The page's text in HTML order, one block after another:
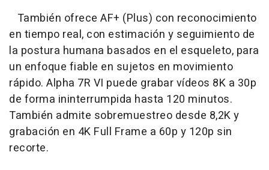
También ofrece AF+ (Plus) con reconocimiento
en tiempo real, con estimación y seguimiento de
la postura humana basados en el esqueleto, para
un enfoque fiable en sujetos en movimiento
rápido. Alpha 7R VI puede grabar vídeos 8K a 30p
de forma ininterrumpida hasta 120 minutos.
También admite sobremuestreo desde 8,2K y
grabación en 4K Full Frame a 60p y 120p sin
recorte.